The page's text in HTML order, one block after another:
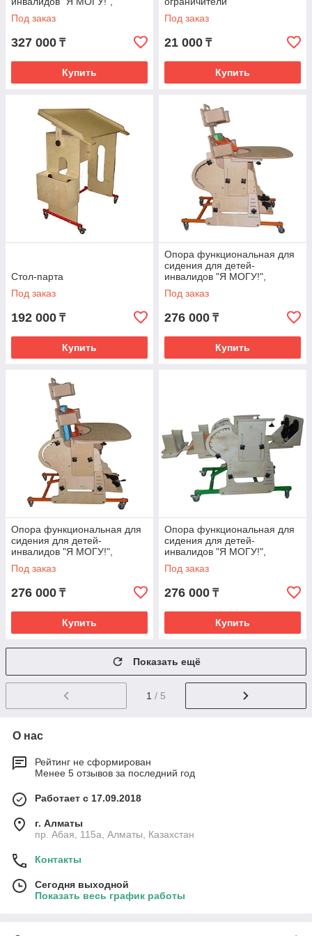
исполнение ОС-003,
размер4
Под заказ
327 000 ₸
Купить
Под заказ
21 000 ₸
Купить
Стол-парта
Под заказ
192 000 ₸
Купить
Опора функциональная для
сидения для детей-
инвалидов "Я МОГУ!",
исполнение ОС-004,
размер1
Под заказ
276 000 ₸
Купить
Опора функциональная для
сидения для детей-
инвалидов "Я МОГУ!",
исполнение ОС-004,
размер2
Под заказ
276 000 ₸
Купить
Опора функциональная для
сидения для детей-
инвалидов "Я МОГУ!",
исполнение ОС-004,
размер3
Под заказ
276 000 ₸
Купить
Показать ещё
1 / 5
О нас
Рейтинг не сформирован
Менее 5 отзывов за последний год
Работает с 17.09.2018
г. Алматы
пр. Абая, 115а, Алматы, Казахстан
Контакты
Сегодня выходной
Показать весь график работы